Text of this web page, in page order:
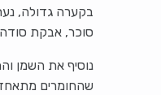
בקערה גדולה,
סוכר, אבקת סודה
נוסיף את השמן
שהחומרים